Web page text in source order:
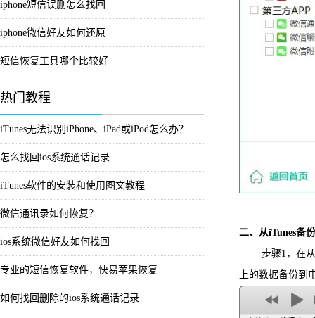
iphone短信误删怎么找回
iphone微信好友如何还原
短信恢复工具哪个比较好
热门教程
iTunes无法识别iPhone、iPad或iPod怎么办？
怎么找回ios系统通话记录
iTunes软件的安装和使用图文教程
微信通讯录如何恢复？
ios系统微信好友如何找回
专业的短信恢复软件，快易苹果恢复
如何找回删除的ios系统通话记录
二、从iTunes备
步骤1，在从
上的数据备份